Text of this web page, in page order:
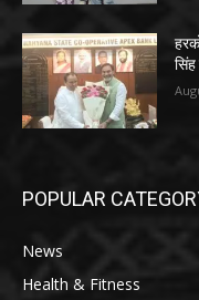
सिंह
POPULAR
News
Health & Fitness